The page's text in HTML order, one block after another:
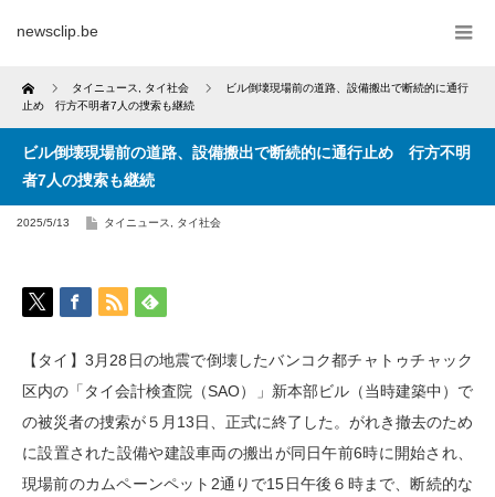
newsclip.be
Home タイニュース タイ社会
ビル倒壊現場前の道路、設備搬出で断続的に通行
止め 行方不明者7人の捜索も継続
ビル倒壊現場前の道路、設備搬出で断続的に通行止め 行方不明
者7人の捜索も継続
2025/5/13 タイニュース タイ社会
【タイ】3月28日の地震で倒壊したバンコク都チャトゥチャック
区内の「タイ会計検査院（SAO）」新本部ビル（当時建築中）で
の被災者の捜索が５月13日、正式に終了した。がれき撤去のため
に設置された設備や建設車両の搬出が同日午前6時に開始され、
現場前のカムペーンペット2通りで15日午後６時まで、断続的な